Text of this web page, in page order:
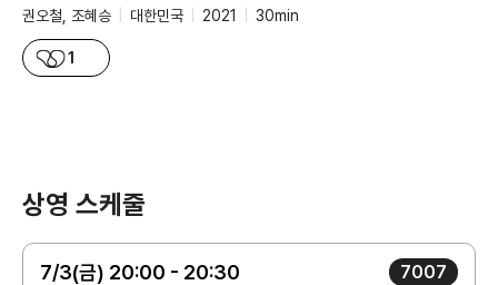
권오철, 조혜승 대한민국 2021 30min
1
상영 스케줄
7/3(금) 20:00 - 20:30
7007